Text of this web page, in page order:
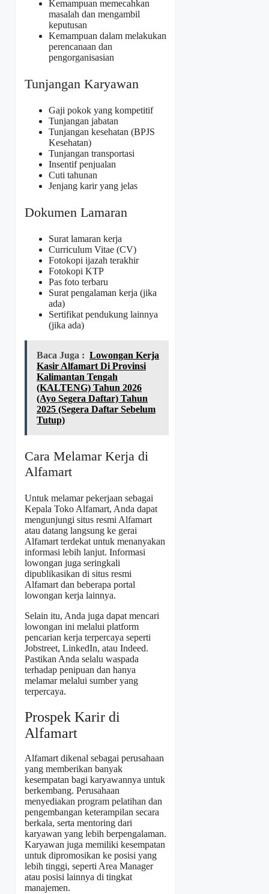
Kemampuan memecahkan
masalah dan mengambil
keputusan
Kemampuan dalam melakukan
perencanaan dan
pengorganisasian
Tunjangan Karyawan
Gaji pokok yang kompetitif
Tunjangan jabatan
Tunjangan kesehatan (BPJS
Kesehatan)
Tunjangan transportasi
Insentif penjualan
Cuti tahunan
Jenjang karir yang jelas
Dokumen Lamaran
Surat lamaran kerja
Curriculum Vitae (CV)
Fotokopi ijazah terakhir
Fotokopi KTP
Pas foto terbaru
Surat pengalaman kerja (jika
ada)
Sertifikat pendukung lainnya
(jika ada)
Baca Juga : Lowongan Kerja
Kasir Alfamart Di Provinsi
Kalimantan Tengah
(KALTENG) Tahun 2026
(Ayo Segera Daftar) Tahun
2025 (Segera Daftar Sebelum
Tutup)
Cara Melamar Kerja di
Alfamart
Untuk melamar pekerjaan sebagai
Kepala Toko Alfamart, Anda dapat
mengunjungi situs resmi Alfamart
atau datang langsung ke gerai
Alfamart terdekat untuk menanyakan
informasi lebih lanjut. Informasi
lowongan juga seringkali
dipublikasikan di situs resmi
Alfamart dan beberapa portal
lowongan kerja lainnya.
Selain itu, Anda juga dapat mencari
lowongan ini melalui platform
pencarian kerja terpercaya seperti
Jobstreet, LinkedIn, atau Indeed.
Pastikan Anda selalu waspada
terhadap penipuan dan hanya
melamar melalui sumber yang
terpercaya.
Prospek Karir di
Alfamart
Alfamart dikenal sebagai perusahaan
yang memberikan banyak
kesempatan bagi karyawannya untuk
berkembang. Perusahaan
menyediakan program pelatihan dan
pengembangan keterampilan secara
berkala, serta mentoring dari
karyawan yang lebih berpengalaman.
Karyawan juga memiliki kesempatan
untuk dipromosikan ke posisi yang
lebih tinggi, seperti Area Manager
atau posisi lainnya di tingkat
manajemen.